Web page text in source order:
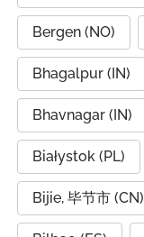
Bergen (NO)
Bhagalpur (IN)
Bhavnagar (IN)
Białystok (PL)
Bijie, 毕节市 (CN)